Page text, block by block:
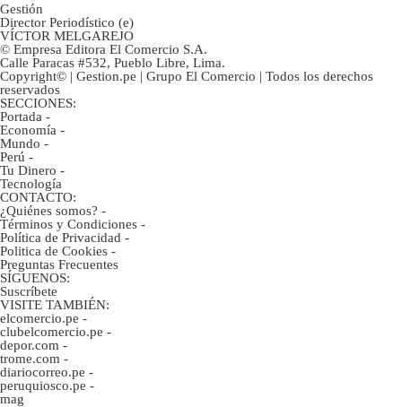
Gestión
Director Periodístico (e)
VÍCTOR MELGAREJO
© Empresa Editora El Comercio S.A.
Calle Paracas #532, Pueblo Libre, Lima.
Copyright© | Gestion.pe | Grupo El Comercio | Todos los derechos
reservados
SECCIONES:
Portada -
Economía -
Mundo -
Perú -
Tu Dinero -
Tecnología
CONTACTO:
¿Quiénes somos? -
Términos y Condiciones -
Política de Privacidad -
Politica de Cookies -
Preguntas Frecuentes
SÍGUENOS:
Suscríbete
VISITE TAMBIÉN:
elcomercio.pe -
clubelcomercio.pe -
depor.com -
trome.com -
diariocorreo.pe -
peruquiosco.pe -
mag